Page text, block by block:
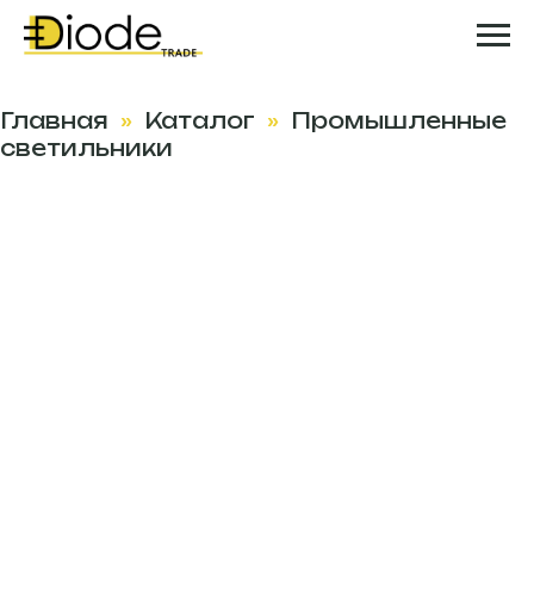
Главная » Каталог » Промышленные
светильники